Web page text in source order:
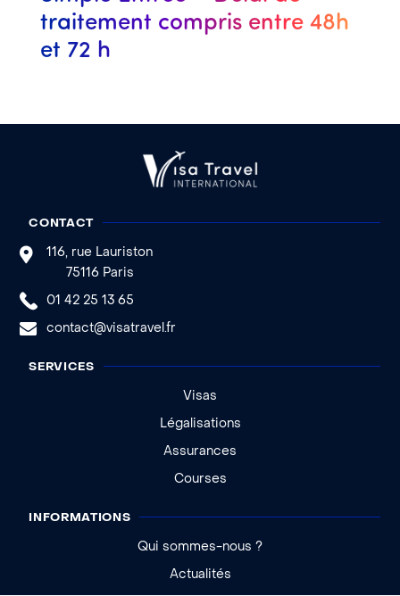
traitement compris entre 48h
et 72 h
CONTACT
116, rue Lauriston
75116 Paris
01 42 25 13 65
contact@visatravel.fr
SERVICES
Visas
Légalisations
Assurances
Courses
INFORMATIONS
Qui sommes-nous ?
Actualités